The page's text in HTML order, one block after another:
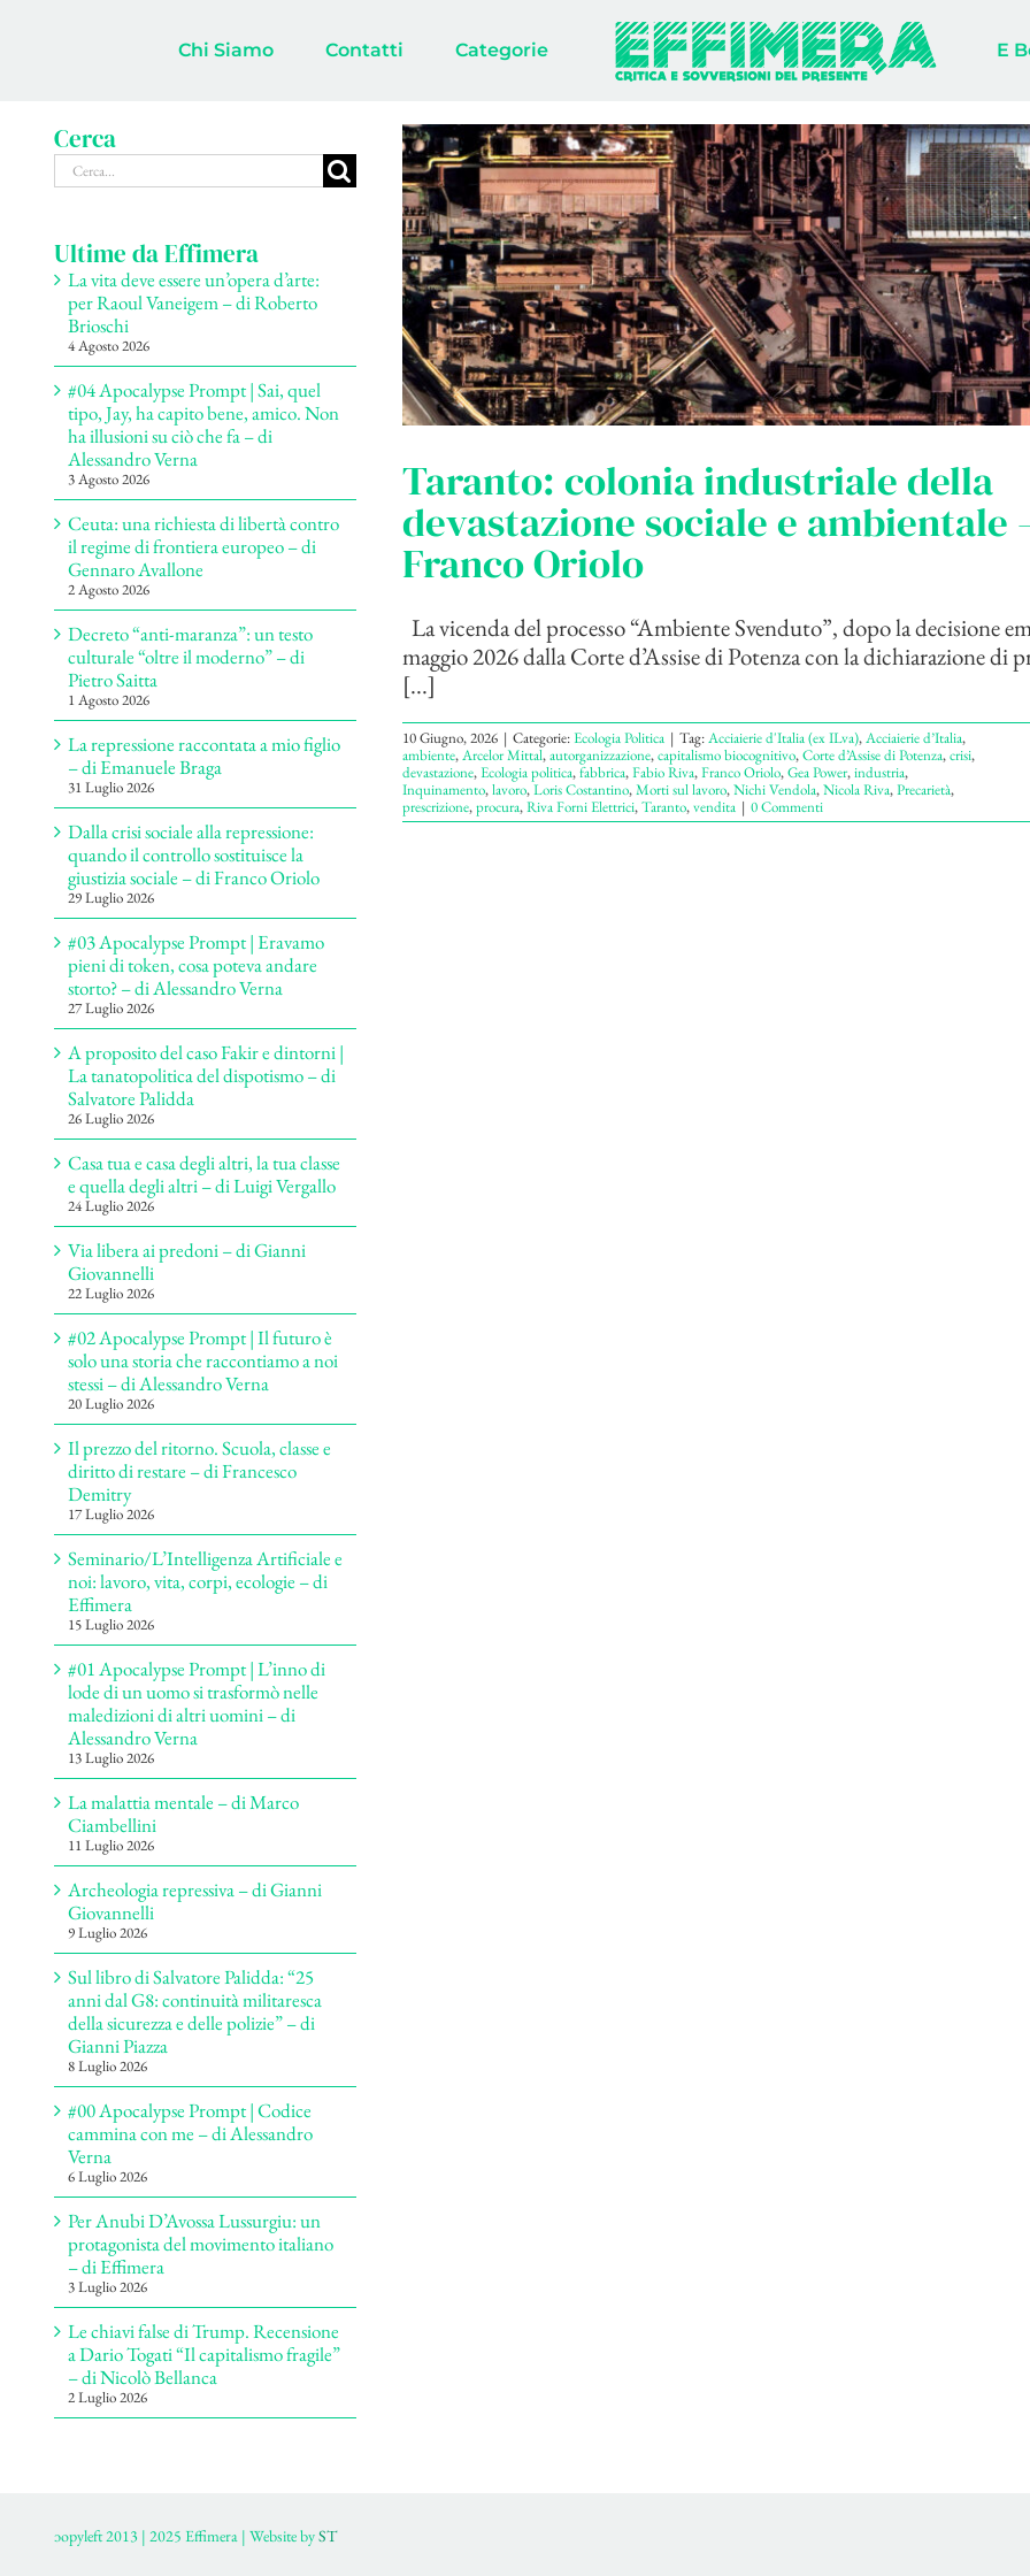
Chi Siamo Contatti Categorie E
Taranto: colonia industriale della
devastazione sociale e ambientale
Franco Oriolo
La vicenda del processo “Ambiente Svenduto”, dopo la decisione
maggio 2026 dalla Corte d’Assise di Potenza con la dichiarazione di
[...]
10 Giugno, 2026 | Categorie:Ecologia Politica | Tag:Acciaierie d'Italia (ex ILva),Acciaierie d’Italia,
ambiente,Arcelor Mittal,autorganizzazione,capitalismo biocognitivo,Corte d’Assise di Potenza,crisi,
devastazione,Ecologia politica,fabbrica,Fabio Riva,Franco Oriolo,Gea Power,industria,
Inquinamento,lavoro,Loris Costantino,Morti sul lavoro,Nichi Vendola,Nicola Riva,Precarietà,
prescrizione,procura,Riva Forni Elettrici,Taranto,vendita | 0 Commenti
Cerca
Cerca
per:
Ultime da Effimera
La vita deve essere un’opera d’arte:
per Raoul Vaneigem – di Roberto
Brioschi
4 Agosto 2026
#04 Apocalypse Prompt | Sai, quel
tipo, Jay, ha capito bene, amico. Non
ha illusioni su ciò che fa – di
Alessandro Verna
3 Agosto 2026
Ceuta: una richiesta di libertà contro
il regime di frontiera europeo – di
Gennaro Avallone
2 Agosto 2026
Decreto “anti-maranza”: un testo
culturale “oltre il moderno” – di
Pietro Saitta
1 Agosto 2026
La repressione raccontata a mio figlio
– di Emanuele Braga
31 Luglio 2026
Dalla crisi sociale alla repressione:
quando il controllo sostituisce la
giustizia sociale – di Franco Oriolo
29 Luglio 2026
#03 Apocalypse Prompt | Eravamo
pieni di token, cosa poteva andare
storto? – di Alessandro Verna
27 Luglio 2026
A proposito del caso Fakir e dintorni |
La tanatopolitica del dispotismo – di
Salvatore Palidda
26 Luglio 2026
Casa tua e casa degli altri, la tua classe
e quella degli altri – di Luigi Vergallo
24 Luglio 2026
Via libera ai predoni – di Gianni
Giovannelli
22 Luglio 2026
#02 Apocalypse Prompt | Il futuro è
solo una storia che raccontiamo a noi
stessi – di Alessandro Verna
20 Luglio 2026
Il prezzo del ritorno. Scuola, classe e
diritto di restare – di Francesco
Demitry
17 Luglio 2026
Seminario/L’Intelligenza Artificiale e
noi: lavoro, vita, corpi, ecologie – di
Effimera
15 Luglio 2026
#01 Apocalypse Prompt | L’inno di
lode di un uomo si trasformò nelle
maledizioni di altri uomini – di
Alessandro Verna
13 Luglio 2026
La malattia mentale – di Marco
Ciambellini
11 Luglio 2026
Archeologia repressiva – di Gianni
Giovannelli
9 Luglio 2026
Sul libro di Salvatore Palidda: “25
anni dal G8: continuità militaresca
della sicurezza e delle polizie” – di
Gianni Piazza
8 Luglio 2026
#00 Apocalypse Prompt | Codice
cammina con me – di Alessandro
Verna
6 Luglio 2026
Per Anubi D’Avossa Lussurgiu: un
protagonista del movimento italiano
– di Effimera
3 Luglio 2026
Le chiavi false di Trump. Recensione
a Dario Togati “Il capitalismo fragile”
– di Nicolò Bellanca
2 Luglio 2026
ɔopyleft 2013 | 2025 Effimera | Website byST